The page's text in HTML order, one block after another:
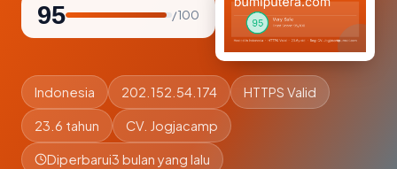
95 / 100
Indonesia 202.152.54.174 HTTPS Valid
23.6 tahun CV. Jogjacamp
Diperbarui3 bulan yang lalu